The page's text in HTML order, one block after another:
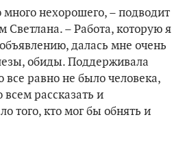
нехорошего, – подводит
Светлана. – Работа, которую я
далась мне очень
обиды. Поддерживала
равно не было человека,
всем рассказать и
того, кто мог бы обнять и